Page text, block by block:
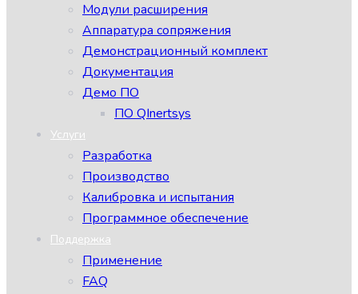
Модули расширения
Аппаратура сопряжения
Демонстрационный комплект
Документация
Демо ПО
ПО QInertsys
Услуги
Разработка
Производство
Калибровка и испытания
Программное обеспечение
Поддержка
Применение
FAQ